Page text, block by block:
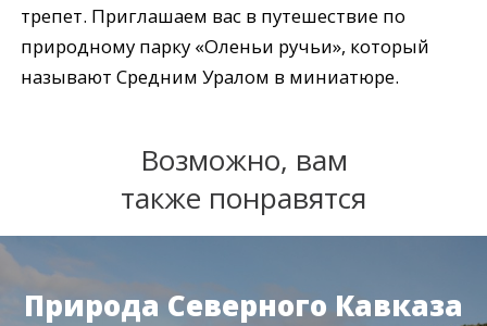
трепет. Приглашаем вас в путешествие по
природному парку «Оленьи ручьи», который
называют Средним Уралом в миниатюре.
Возможно, вам
также понравятся
Природа Северного Кавказа